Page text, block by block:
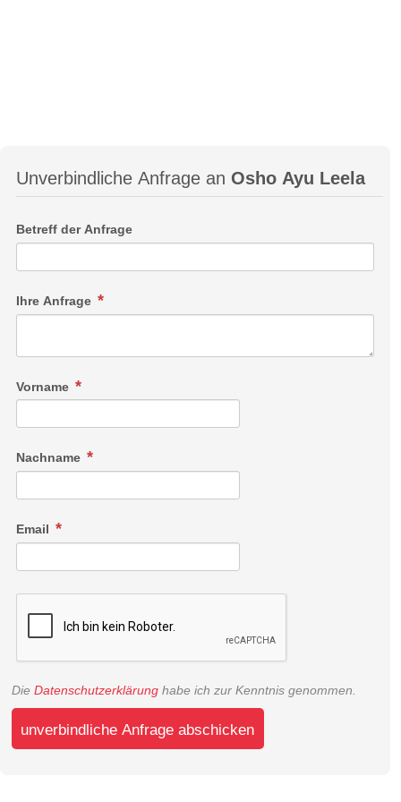
Unverbindliche Anfrage an Osho Ayu Leela
Betreff der Anfrage
Ihre Anfrage
Vorname
Nachname
Email
Die Datenschutzerklärung habe ich zur Kenntnis genommen.
unverbindliche Anfrage abschicken